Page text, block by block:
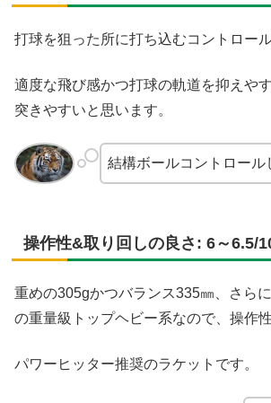
打球を狙った所に打ち込むコントロー
適度な飛び感かつ打球の軌道を抑えや
突きやすいと思います。
結構ボールコントロール
操作性&取り回しの良さ: 6～6.5/
重めの305gかつバランス335㎜、さら
の重量級トップヘビー系なので、操作性
パワーヒッター推奨のラケットです。